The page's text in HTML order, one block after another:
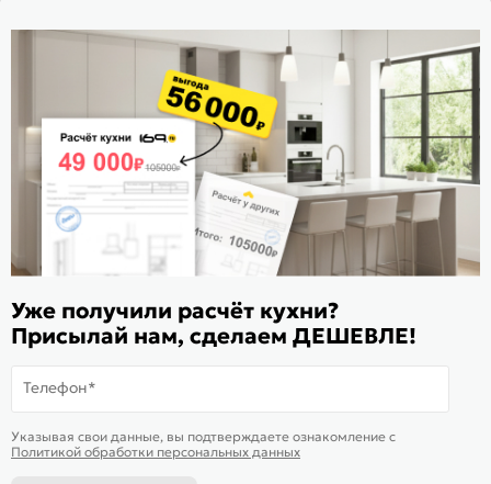
Расскажите о нас
Поделиться
Оцените магазин
ИКС 1180
© 2015—2026 Интернет-магазин мебели Mebel169.ru
Пользовательское соглашение
Политика обработки персональных данных
Карта сайта
технологии
Уже получили расчёт кухни?
Присылай нам, сделаем ДЕШЕВЛЕ!
Телефон*
Указывая свои данные, вы подтверждаете ознакомление c
Политикой обработки персональных данных